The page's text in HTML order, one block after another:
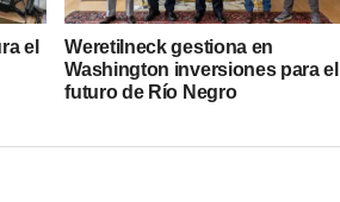
el
Weretilneck gestiona en
Washington inversiones para el
futuro de Río Negro